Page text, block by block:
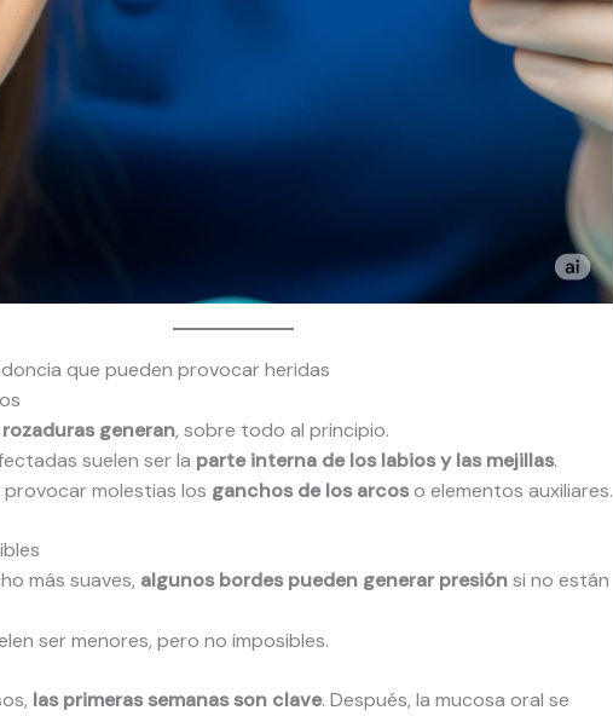
que pueden provocar heridas
rozaduras generan, sobre todo al principio.
suelen ser la parte interna de los labios y las mejillas.
provocar molestias los ganchos de los arcoso elementos auxiliares.
más suaves, algunos bordes pueden generar presiónsi no están
ser menores, pero no imposibles.
las primeras semanas son clave. Después, la mucosa oral se